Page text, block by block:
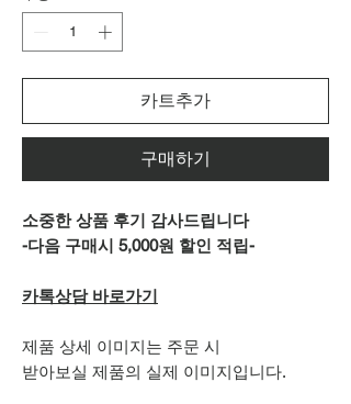
카트추가
구매하기
소중한 상품 후기 감사드립니다
-다음 구매시 5,000원 할인 적립-
카톡상담 바로가기
제품 상세 이미지는 주문 시
받아보실 제품의 실제 이미지입니다.